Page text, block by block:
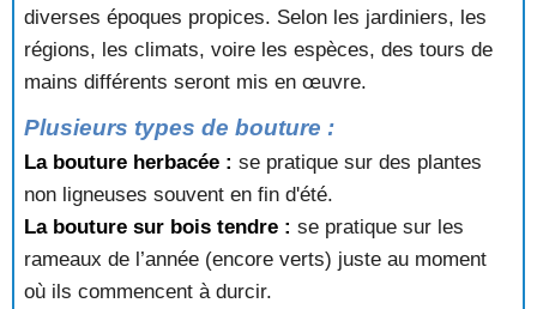
diverses époques propices. Selon les jardiniers, les
régions, les climats, voire les espèces, des tours de
mains différents seront mis en œuvre.
Plusieurs types de bouture :
La bouture herbacée : se pratique sur des plantes
non ligneuses souvent en fin d'été.
La bouture sur bois tendre : se pratique sur les
rameaux de l’année (encore verts) juste au moment
où ils commencent à durcir.